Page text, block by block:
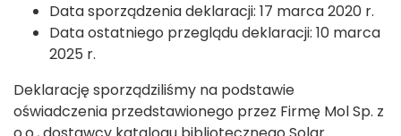
Data sporządzenia deklaracji: 17 marca 2020 r.
Data ostatniego przeglądu deklaracji: 10 marca
2025 r.
Deklarację sporządziliśmy na podstawie
oświadczenia przedstawionego przez Firmę Mol Sp. z